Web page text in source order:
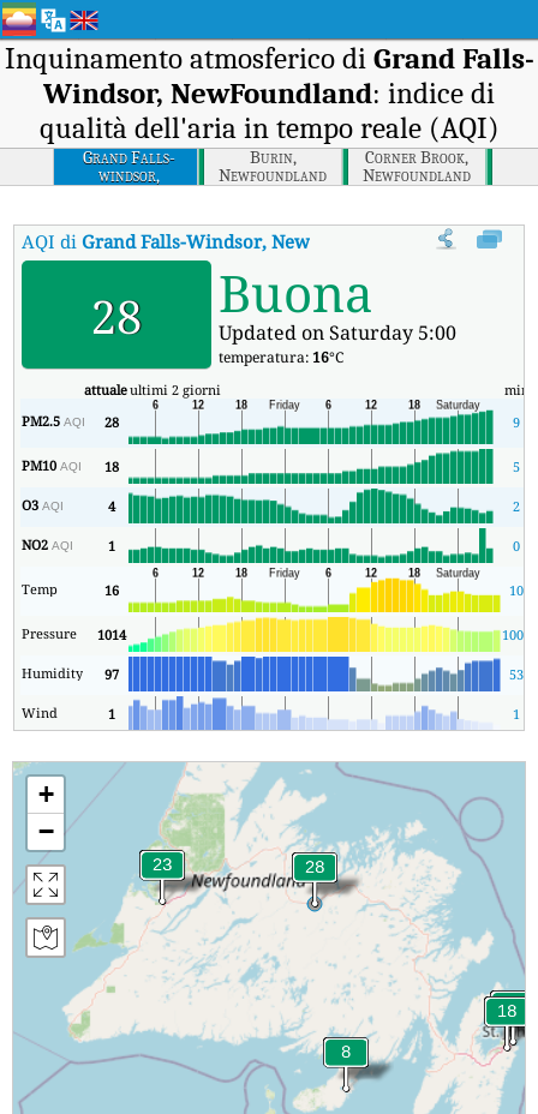
Inquinamento atmosferico di Grand Falls-
Windsor, NewFoundland: indice di
qualità dell'aria in tempo reale (AQI)
Grand Falls-
windsor,
Newfoundland
Burin,
Newfoundland
Corner Brook,
Newfoundland
AQI diGrand Falls-Windsor, NewFoundland Indice di qualità
28 Buona
Updated on Saturday 5:00
temperatura: 16°C
attualeultimi 2 giorni min
PM2.5AQI 28 9
PM10AQI 18 5
O3AQI 4 2
NO2AQI 1 0
Temp 16 10
Pressure 1014 1009
Humidity 97 53
Wind 1 1
+
−